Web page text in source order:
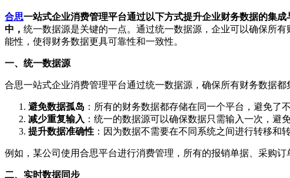
合思一站式企业消费管理平台通过以下方式提升企业财务数据的集
中， 统一数据源是关键的一点。通过统一数据源，企业可以确保所
能性，使得财务数据更具可靠性和一致性。
一、统一数据源
合思一站式企业消费管理平台通过统一数据源，确保所有财务数据
避免数据孤岛 ：所有的财务数据都存储在同一个平台，避免了
减少重复输入 ：统一的数据源可以确保数据只需输入一次，避
提升数据准确性 ：因为数据不需要在不同系统之间进行转移和
例如，某公司使用合思平台进行消费管理，所有的报销单据、采购
二、实时数据同步